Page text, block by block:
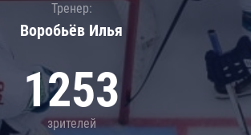
Тренер:
Воробьёв Илья
1253
зрителей